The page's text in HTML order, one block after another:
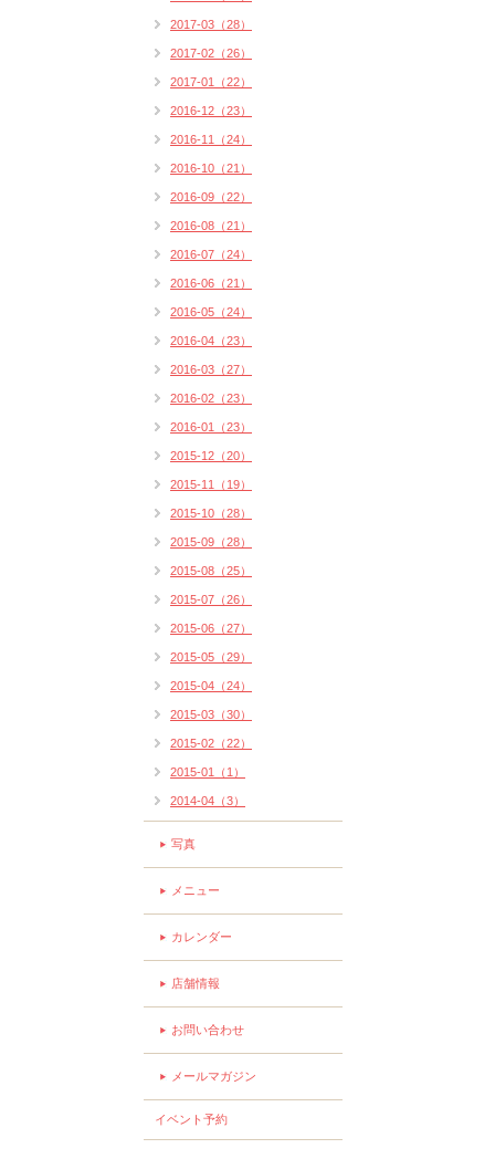
2017-03（28）
2017-02（26）
2017-01（22）
2016-12（23）
2016-11（24）
2016-10（21）
2016-09（22）
2016-08（21）
2016-07（24）
2016-06（21）
2016-05（24）
2016-04（23）
2016-03（27）
2016-02（23）
2016-01（23）
2015-12（20）
2015-11（19）
2015-10（28）
2015-09（28）
2015-08（25）
2015-07（26）
2015-06（27）
2015-05（29）
2015-04（24）
2015-03（30）
2015-02（22）
2015-01（1）
2014-04（3）
写真
メニュー
カレンダー
店舗情報
お問い合わせ
メールマガジン
イベント予約